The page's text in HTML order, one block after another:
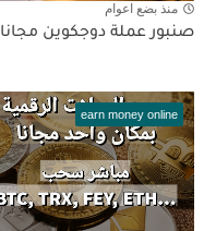
منذ بضع اعوام
صنبور عملة دوجكوين مجانا
earn money online